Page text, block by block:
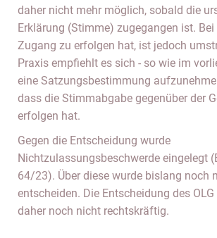
daher nicht mehr möglich, sobald die
Erklärung (Stimme) zugegangen ist. Bei
Zugang zu erfolgen hat, ist jedoch
Praxis empfiehlt es sich - so wie im
eine Satzungsbestimmung
dass die Stimmabgabe gegenüber der
erfolgen hat.
Gegen die Entscheidung wurde
Nichtzulassungsbeschwerde eingelegt
64/23). Über diese wurde bislang noch
entscheiden. Die Entscheidung des
daher noch nicht rechtskräftig.